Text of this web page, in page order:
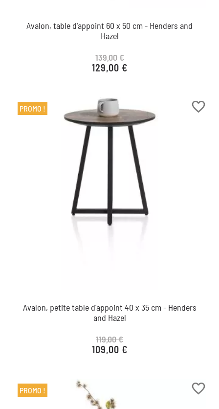
Avalon, table d'appoint 60 x 50 cm - Henders and
Hazel
Prix de base
139,00 €
Prix
129,00 €
favorite_border
Avalon, petite table d'appoint 40 x 35 cm - Henders
and Hazel
Prix de base
119,00 €
Prix
109,00 €
PROMO !
favorite_border
PROMO !